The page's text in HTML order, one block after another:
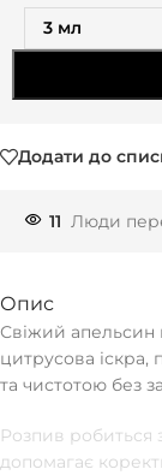
Додати до
11 Люди
Опис
Свіжий апельсин
цитрусова
та чистотою без
Розпив робиться
допомагає